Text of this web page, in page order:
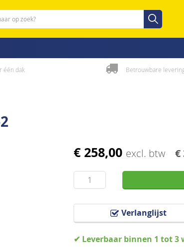
Zoeken
één dak Betrouwbare
€ 258,00 excl. btw €
Verlanglijst
✔ Leverbaar binnen 1 tot 3